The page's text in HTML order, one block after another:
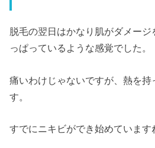
脱毛の翌日はかなり肌がダメー
っぱっているような感覚でした。
痛いわけじゃないですが、熱を
す。
すでにニキビができ始めています